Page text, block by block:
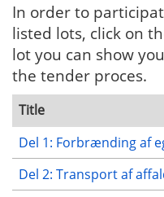
In order to
listed lots, click on
lot you can show
the tender proces.
Title
Del 1: Forbrænding af
Del 2: Transport af